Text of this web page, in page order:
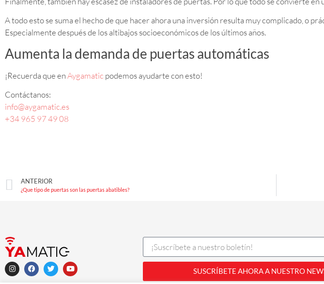
A todo esto se suma el hecho de que hacer ahora una inversión resulta muy complicado, o
Especialmente después de los altibajos socioeconómicos de los últimos años.
Aumenta la demanda de puertas automáticas
¡Recuerda que enAygamatic podemos ayudarte con esto!
Contáctanos:
info@aygamatic.es
+34 965 97 49 08
ANTERIOR
¿Que tipo de puertas son las puertas abatibles?
SUSCRÍBETE AHORA A NUESTRO